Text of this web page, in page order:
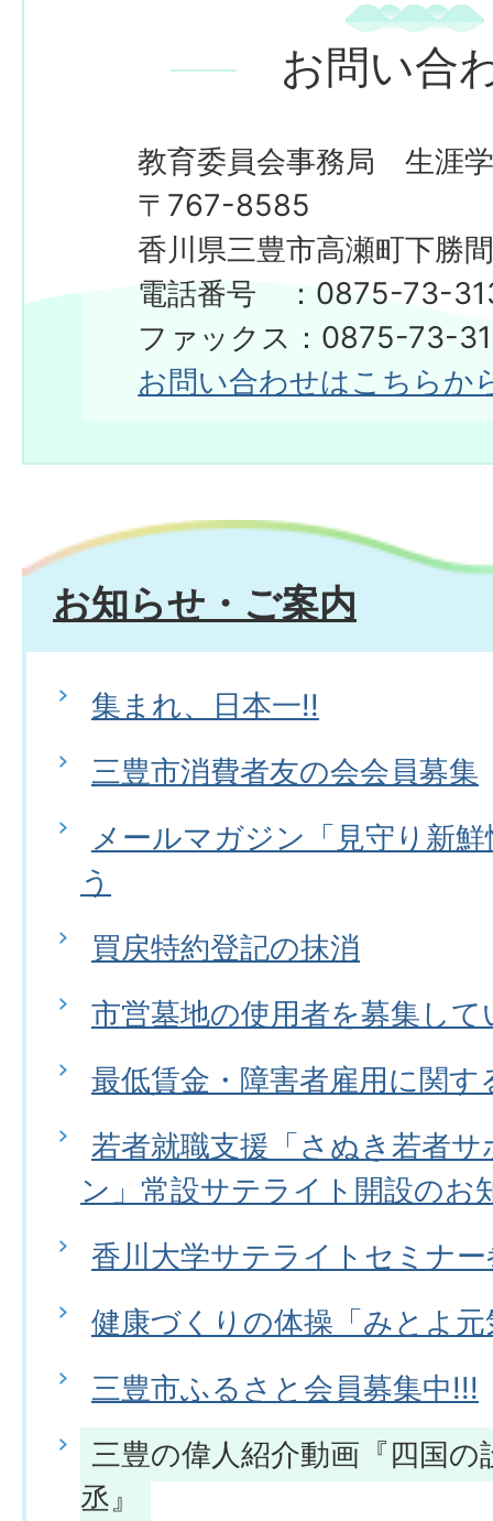
お問い合
教育委員会事務局 生涯
〒767-8585
香川県三豊市高瀬町下勝
電話番号 ：0875-73-
ファックス：0875-73-
お問い合わせはこちらか
お知らせ・ご案内
集まれ、日本一!!
三豊市消費者友の会会員募集
メールマガジン「見守り新
う
買戻特約登記の抹消
市営墓地の使用者を募集して
最低賃金・障害者雇用に関す
若者就職支援「さぬき若者
ン」常設サテライト開設のお
香川大学サテライトセミナ
健康づくりの体操「みとよ元
三豊市ふるさと会員募集中!!!
三豊の偉人紹介動画『四国の
丞』